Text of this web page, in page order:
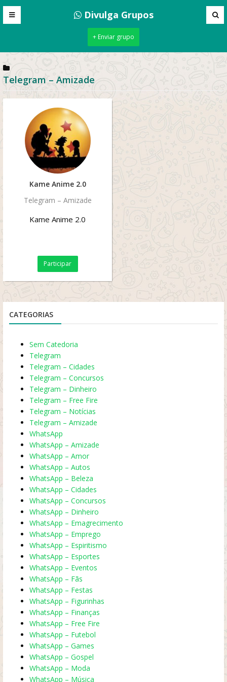
Divulga Grupos
+ Enviar grupo
Telegram – Amizade
Kame Anime 2.0
Telegram – Amizade
Kame Anime 2.0
Participar
CATEGORIAS
Sem Catedoria
Telegram
Telegram – Cidades
Telegram – Concursos
Telegram – Dinheiro
Telegram – Free Fire
Telegram – Notícias
Telegram – Amizade
WhatsApp
WhatsApp – Amizade
WhatsApp – Amor
WhatsApp – Autos
WhatsApp – Beleza
WhatsApp – Cidades
WhatsApp – Concursos
WhatsApp – Dinheiro
WhatsApp – Emagrecimento
WhatsApp – Emprego
WhatsApp – Espiritismo
WhatsApp – Esportes
WhatsApp – Eventos
WhatsApp – Fãs
WhatsApp – Festas
WhatsApp – Figurinhas
WhatsApp – Finanças
WhatsApp – Free Fire
WhatsApp – Futebol
WhatsApp – Games
WhatsApp – Gospel
WhatsApp – Moda
WhatsApp – Música